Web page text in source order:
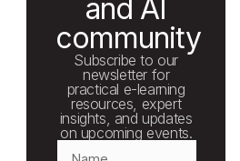
and AI
community
Subscribe to our
newsletter for
practical e-learning
resources, expert
insights, and updates
on upcoming events.